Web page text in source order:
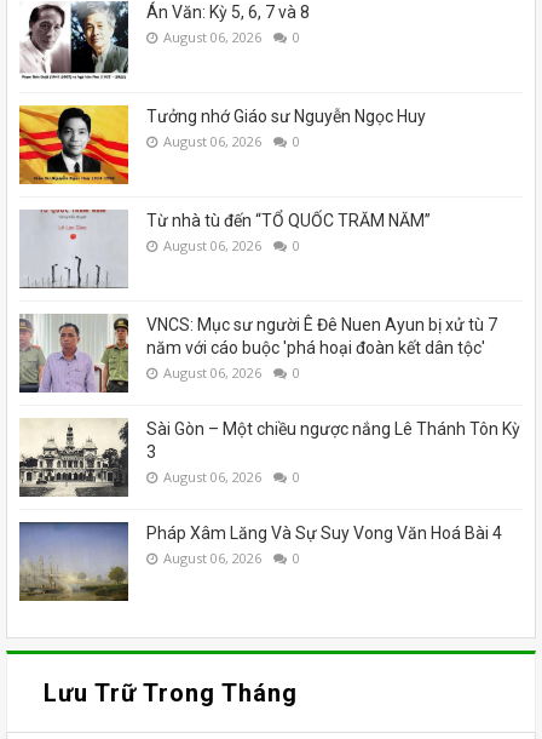
Án Văn: Kỳ 5, 6, 7 và 8
August 06, 2026 0
Tưởng nhớ Giáo sư Nguyễn Ngọc Huy
August 06, 2026 0
Từ nhà tù đến “TỔ QUỐC TRĂM NĂM”
August 06, 2026 0
VNCS: Mục sư người Ê Đê Nuen Ayun bị xử tù 7
năm với cáo buộc 'phá hoại đoàn kết dân tộc'
August 06, 2026 0
Sài Gòn – Một chiều ngược nắng Lê Thánh Tôn Kỳ
3
August 06, 2026 0
Pháp Xâm Lăng Và Sự Suy Vong Văn Hoá Bài 4
August 06, 2026 0
Lưu Trữ Trong Tháng